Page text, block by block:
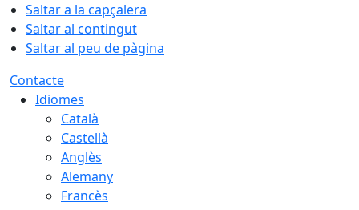
Saltar a la capçalera
Saltar al contingut
Saltar al peu de pàgina
Contacte
Idiomes
Català
Castellà
Anglès
Alemany
Francès